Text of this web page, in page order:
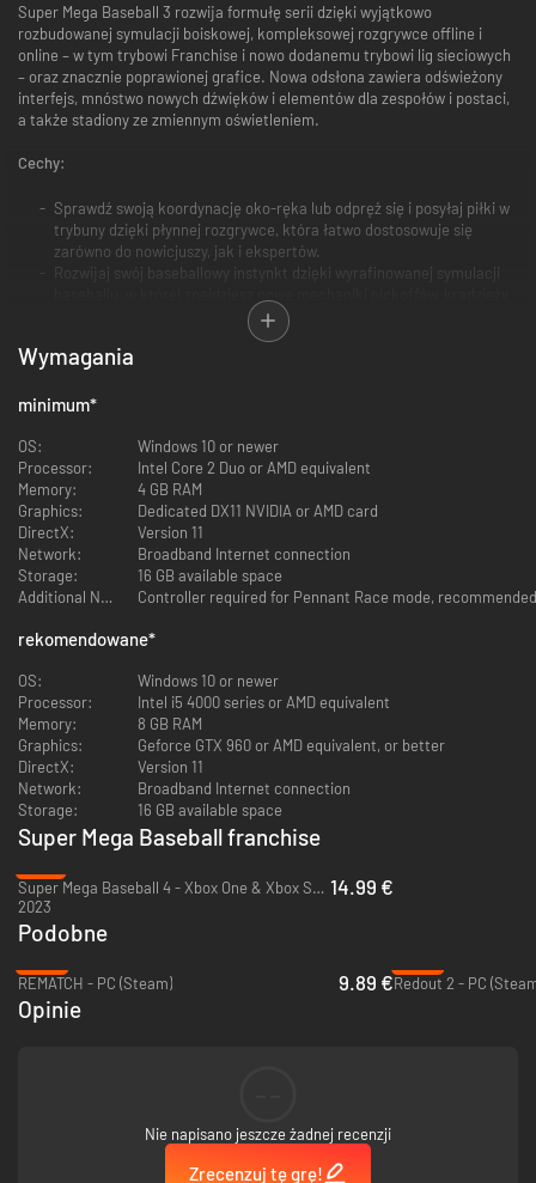
Super Mega Baseball 3 rozwija formułę serii dzięki wyjątkowo
rozbudowanej symulacji boiskowej, kompleksowej rozgrywce offline i
online – w tym trybowi Franchise i nowo dodanemu trybowi lig sieciowych
– oraz znacznie poprawionej grafice. Nowa odsłona zawiera odświeżony
interfejs, mnóstwo nowych dźwięków i elementów dla zespołów i postaci,
a także stadiony ze zmiennym oświetleniem.
Cechy:
Sprawdź swoją koordynację oko-ręka lub odpręż się i posyłaj piłki w
trybuny dzięki płynnej rozgrywce, która łatwo dostosowuje się
zarówno do nowicjuszy, jak i ekspertów.
Rozwijaj swój baseballowy instynkt dzięki wyrafinowanej symulacji
baz, chybionych narzutów, rozminięcia się z piłką, wyznaczonych
pałkarzy i zdolności sytuacyjnych.
Chłoń widoki i odgłosy 14 szczegółowych stadionów, z których każdy
oświetleniowe.
sezonów w nowym trybie Franchise obejmującym rozwój
zawodników, starzenie się, emeryturę i zatrudnianie oraz zwalnianie
wolnych agentów (1 na CPU, 2 na CPU, lokalnie lub w sieci).
Zorganizuj międzyplatformową ligę ze znajomymi w nowym trybie lig
sieciowych (1 na 1, tylko w sieci).
Rywalizuj w sieci, by wygrywać mistrzostwa i awansować do
wyższych lig w międzyplatformowym trybie Pennant Race (1 na 1,
tylko w sieci, tylko z użyciem kontrolera).
który pozwala dostosować długość oraz formułę sezonu, a także
zawodników.
Rozegraj lub symuluj dowolną kombinację meczów/zespołów w
niestandardowych drabinkach sezonowych i eliminacyjnych, w
pojedynkę lub ze znajomymi (1 na CPU, 2 na CPU, 1 na 1, 2 na 1, 2 na 2,
CPU na CPU, lokalnie lub w sieci).
Pomiń personalizację i rywalizuj o najlepsze wyniki w rankingach z
wykorzystaniem standardowych zespołów i ustawień (z
zablokowanymi współczynnikami zawodników) w trybach
standardowego sezonu i standardowej eliminacji (1 na CPU, 2 na
CPU, lokalnie lub w sieci).
Pobierz darmową wersję demonstracyjną, aby rozegrać dowolną liczbę
przeciwko komputerowi lub poeksperymentować z pakietem
personalizacji.
Wymagania
minimum*
OS:
Windows 10 or newer
Processor:
Intel Core 2 Duo or AMD equivalent
Memory:
4 GB RAM
Graphics:
Dedicated DX11 NVIDIA or AMD card
DirectX:
Version 11
Network:
Broadband Internet connection
Storage:
16 GB available space
Additional Notes:
Controller required for Pennant Race mode,
rekomendowane*
OS:
Windows 10 or newer
Processor:
Intel i5 4000 series or AMD equivalent
Memory:
8 GB RAM
Graphics:
Geforce GTX 960 or AMD equivalent, or better
DirectX:
Version 11
Network:
Broadband Internet connection
Storage:
16 GB available space
Super Mega Baseball franchise
Super Mega Baseball 4 - Xbox One & Xbox Series X|S
2023
14.99 €
Podobne
REMATCH - PC (Steam)
9.89 €Redout 2 - PC
Opinie
Nie napisano jeszcze żadnej recenzji
Zrecenzuj tę grę!